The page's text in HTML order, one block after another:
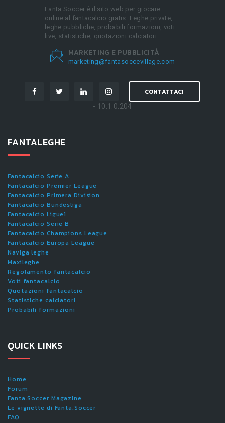
Fanta.Soccer è il sito web per giocare
online al fantacalcio gratis. Leghe private,
leghe pubbliche, probabili formazioni, voti
live, statistiche, quotazioni calciatori.
MARKETING E PUBBLICITÀ
marketing@fantasoccevillage.com
CONTATTACI
- 10.1.0.204
FANTALEGHE
Fantacalcio Serie A
Fantacalcio Premier League
Fantacalcio Primera Division
Fantacalcio Bundesliga
Fantacalcio Ligue1
Fantacalcio Serie B
Fantacalcio Champions League
Fantacalcio Europa League
Naviga leghe
Maxileghe
Regolamento fantacalcio
Voti fantacalcio
Quotazioni fantacalcio
Statistiche calciatori
Probabili formazioni
QUICK LINKS
Home
Forum
Fanta.Soccer Magazine
Le vignette di Fanta.Soccer
FAQ